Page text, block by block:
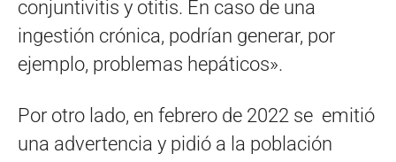
conjuntivitis y otitis. En caso de una
ingestión crónica, podrían generar, por
ejemplo, problemas hepáticos».
Por otro lado, en febrero de 2022 se emitió
una advertencia y pidió a la población